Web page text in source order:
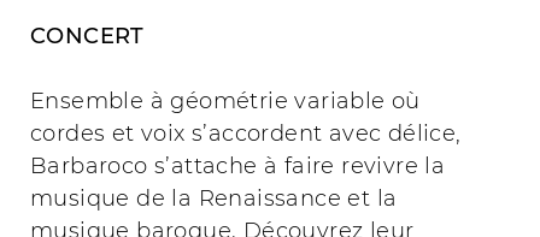
CONCERT
Ensemble à géométrie variable où
cordes et voix s’accordent avec délice,
Barbaroco s’attache à faire revivre la
musique de la Renaissance et la
musique baroque. Découvrez leur